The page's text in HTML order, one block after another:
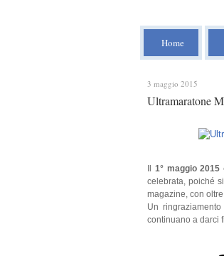
Home
3 maggio 2015
Ultramaratone
1° maggio 2015
celebrata, poiché
magazine, con
Un
continuano a darci